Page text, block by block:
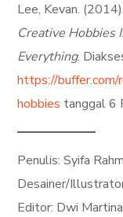
Lee, Kevan. (2014).
Creative Hobbies
Everything.
https://buffer.com/
hobbies tanggal 6
Penulis: Syifa
Desainer/
Editor: Dwi